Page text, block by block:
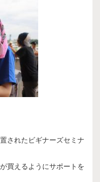
されたビギナーズセミナ
買えるようにサポートを